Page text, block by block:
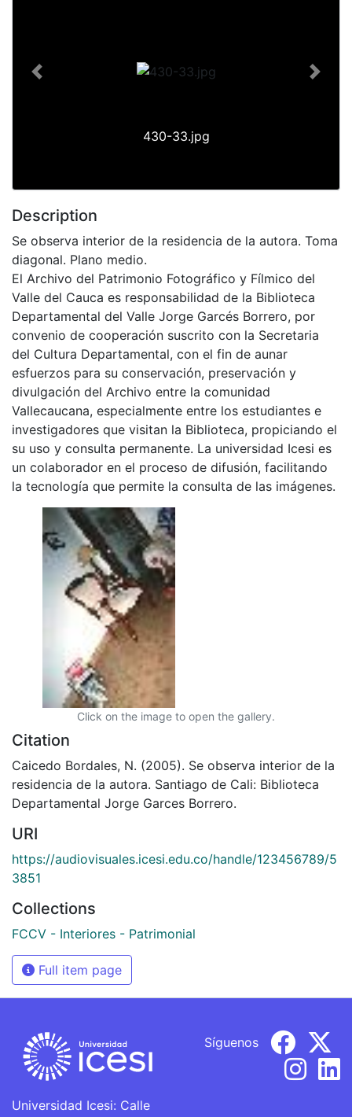
430-33.jpg
Previous Next
Description
Se observa interior de la residencia de la autora. Toma
diagonal. Plano medio.
El Archivo del Patrimonio Fotográfico y Fílmico del
Valle del Cauca es responsabilidad de la Biblioteca
Departamental del Valle Jorge Garcés Borrero, por
convenio de cooperación suscrito con la Secretaria
del Cultura Departamental, con el fin de aunar
esfuerzos para su conservación, preservación y
divulgación del Archivo entre la comunidad
Vallecaucana, especialmente entre los estudiantes e
investigadores que visitan la Biblioteca, propiciando el
su uso y consulta permanente. La universidad Icesi es
un colaborador en el proceso de difusión, facilitando
la tecnología que permite la consulta de las imágenes.
Click on the image to open the gallery.
Citation
Caicedo Bordales, N. (2005). Se observa interior de la
residencia de la autora. Santiago de Cali: Biblioteca
Departamental Jorge Garces Borrero.
URI
https://audiovisuales.icesi.edu.co/handle/123456789/5
3851
Collections
FCCV - Interiores - Patrimonial
Full item page
Universidad Icesi: Calle
Síguenos